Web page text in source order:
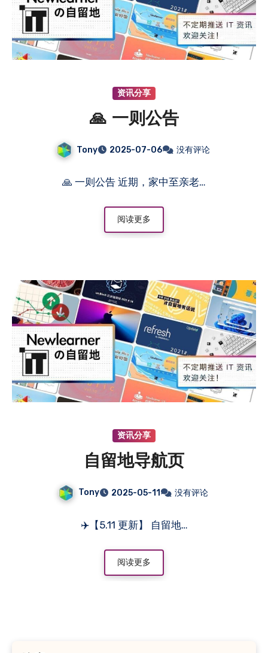
资讯分享
🙏 一则公告
Tony 2025-07-06 没有评论
🙏 一则公告 近期，家中至亲老…
阅读更多
资讯分享
自留地导航页
Tony 2025-05-11 没有评论
✈️【5.11 更新】 自留地…
阅读更多